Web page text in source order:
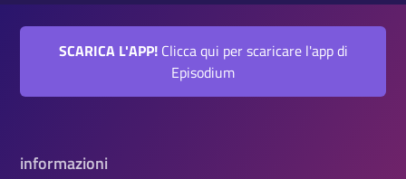
SCARICA L'APP!Clicca qui per scaricare l'app di
Episodium
informazioni